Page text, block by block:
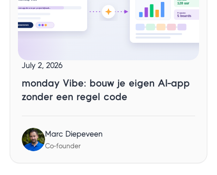
July 2, 2026
monday Vibe: bouw je eigen AI-app
zonder een regel code
Marc Diepeveen
Co-founder